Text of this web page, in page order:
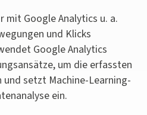
mit Google Analytics u. a.
und Klicks
Google Analytics
um die erfassten
und setzt Machine-Learning-
ein.